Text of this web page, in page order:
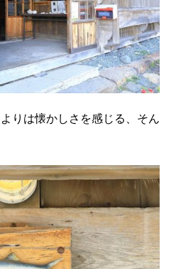
りは懐かしさを感じる、そん